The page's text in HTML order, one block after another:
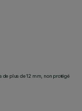
de plus de 12 mm, non protégé